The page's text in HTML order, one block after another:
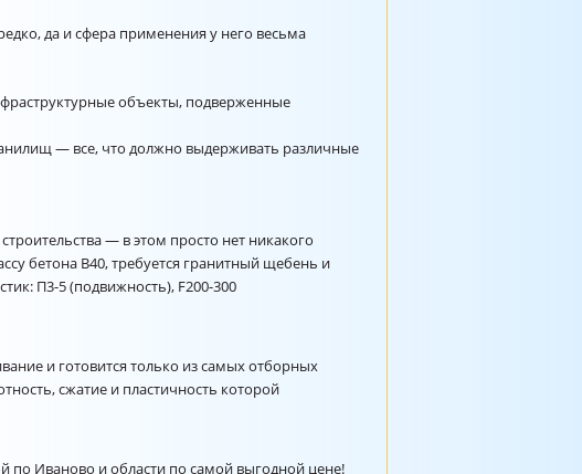
да и сфера применения у него весьма
объекты, подверженные
— все, что должно выдерживать различные
— в этом просто нет никакого
бетона В40, требуется гранитный щебень и
П3-5 (подвижность), F200-300
и готовится только из самых отборных
сжатие и пластичность которой
по Иваново и области по самой выгодной цене!